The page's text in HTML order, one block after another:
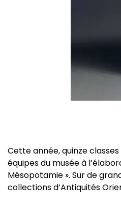
Cette année, quinze
équipes du musée à
Mésopotamie ». Sur de
collections d’Antiquités